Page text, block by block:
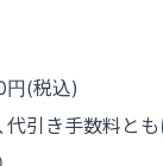
(税込)
引き手数料とも